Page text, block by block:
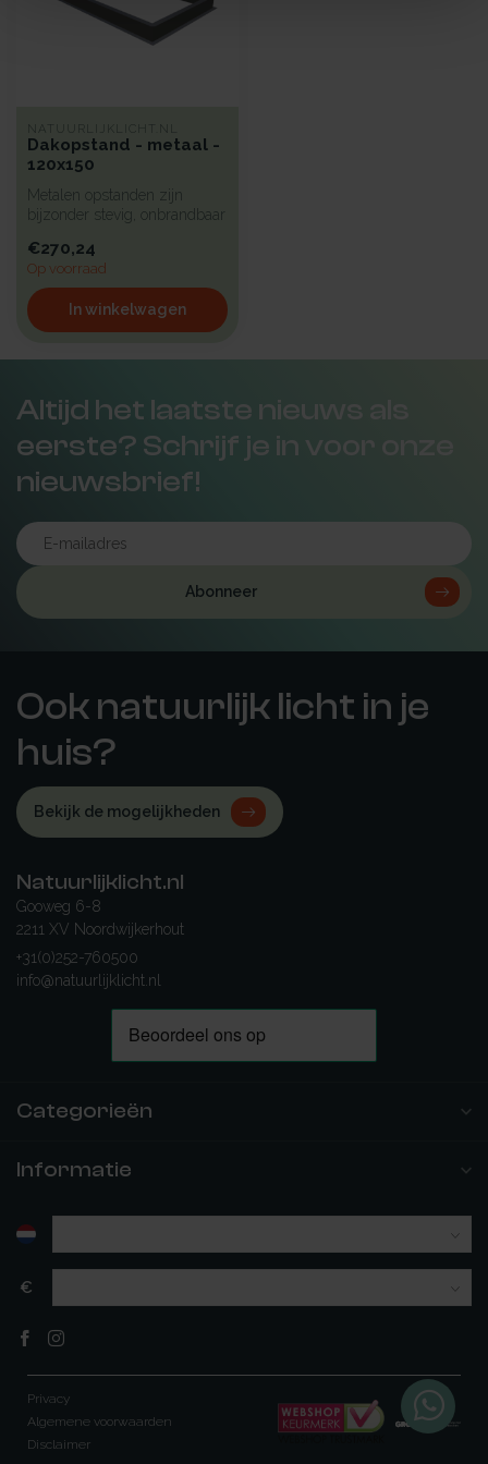
NATUURLIJKLICHT.NL
Dakopstand - metaal -
120x150
Metalen opstanden zijn
bijzonder stevig, onbrandbaar
€270,24
Op voorraad
In winkelwagen
Altijd het laatste nieuws als
eerste? Schrijf je in voor onze
nieuwsbrief!
Abonneer
Ook natuurlijk licht in je
huis?
Bekijk de mogelijkheden
Natuurlijklicht.nl
Gooweg 6-8
2211 XV Noordwijkerhout
+31(0)252-760500
info@natuurlijklicht.nl
Categorieën
Informatie
€
Privacy
Algemene voorwaarden
Disclaimer